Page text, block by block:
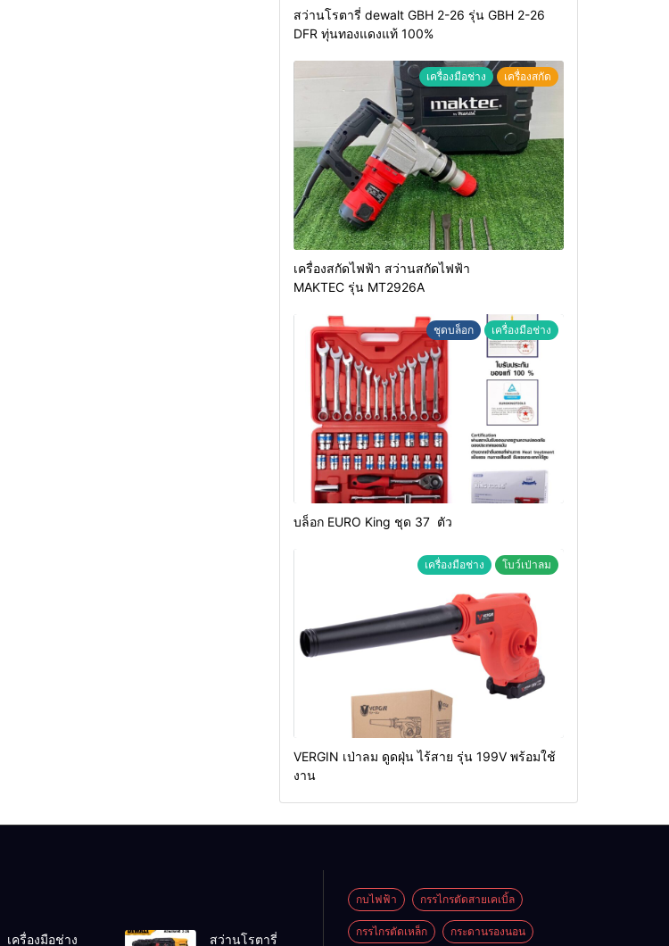
สว่านโรตารี่ dewalt GBH 2-26 รุ่น GBH 2-26
DFR ทุ่นทองแดงแท้ 100%
เครื่องมือช่าง เครื่องสกัด
เครื่องสกัดไฟฟ้า สว่านสกัดไฟฟ้า
MAKTEC รุ่น MT2926A
ชุดบล็อก เครื่องมือช่าง
บล็อก EURO King ชุด 37 ตัว
เครื่องมือช่าง โบว์เป่าลม
VERGIN เป่าลม ดูดฝุ่น ไร้สาย รุ่น 199V พร้อมใช้
งาน
เครื่องมือช่าง สว่านโรตารี่
กบไฟฟ้า กรรไกรตัดสายเคเบิ้ล
กรรไกรตัดเหล็ก กระดานรองนอน